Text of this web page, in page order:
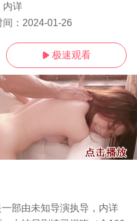
内详
： 2024-01-26
 极速观看
部由未知导演执导，内详